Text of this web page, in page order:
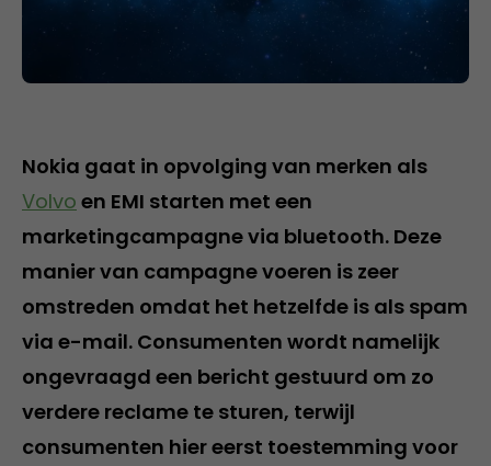
Nokia gaat in opvolging van merken als
Volvo en EMI starten met een
marketingcampagne via bluetooth. Deze
manier van campagne voeren is zeer
omstreden omdat het hetzelfde is als spam
via e-mail. Consumenten wordt namelijk
ongevraagd een bericht gestuurd om zo
verdere reclame te sturen, terwijl
consumenten hier eerst toestemming voor